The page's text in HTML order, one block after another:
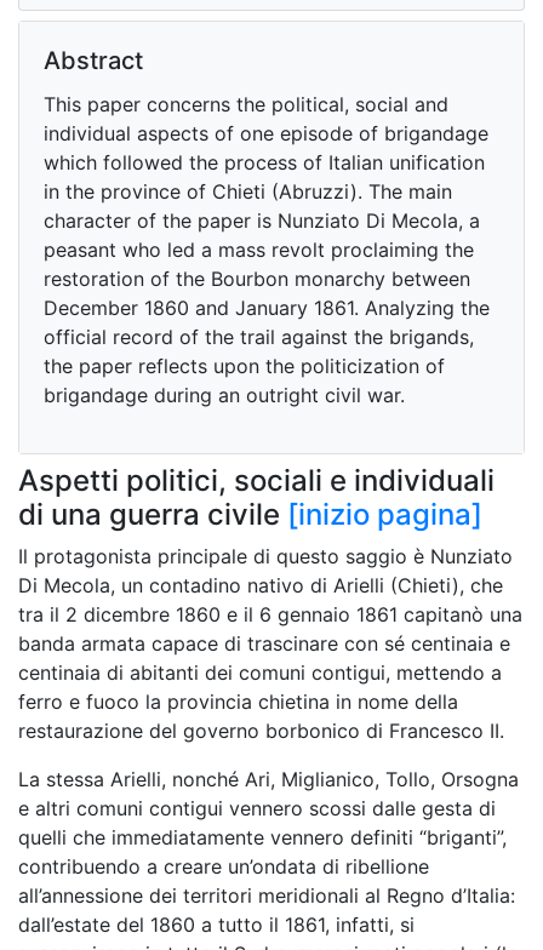
Abstract
This paper concerns the political, social and
individual aspects of one episode of brigandage
which followed the process of Italian unification
in the province of Chieti (Abruzzi). The main
character of the paper is Nunziato Di Mecola, a
peasant who led a mass revolt proclaiming the
restoration of the Bourbon monarchy between
December 1860 and January 1861. Analyzing the
official record of the trail against the brigands,
the paper reflects upon the politicization of
brigandage during an outright civil war.
Aspetti politici, sociali e individuali
di una guerra civile [inizio pagina]
Il protagonista principale di questo saggio è Nunziato
Di Mecola, un contadino nativo di Arielli (Chieti), che
tra il 2 dicembre 1860 e il 6 gennaio 1861 capitanò una
banda armata capace di trascinare con sé centinaia e
centinaia di abitanti dei comuni contigui, mettendo a
ferro e fuoco la provincia chietina in nome della
restaurazione del governo borbonico di Francesco II.
La stessa Arielli, nonché Ari, Miglianico, Tollo, Orsogna
e altri comuni contigui vennero scossi dalle gesta di
quelli che immediatamente vennero definiti “briganti”,
contribuendo a creare un’ondata di ribellione
all’annessione dei territori meridionali al Regno d’Italia:
dall’estate del 1860 a tutto il 1861, infatti, si